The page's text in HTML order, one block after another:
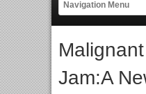
Orchestra Presents The
Jam:A